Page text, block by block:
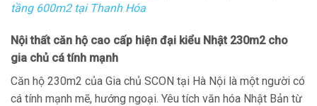
tầng 600m2 tại Thanh Hóa
Nội thất căn hộ cao cấp hiện đại kiểu Nhật 230m2 cho
gia chủ cá tính mạnh
Căn hộ 230m2 của Gia chủ SCON tại Hà Nội là một người có
cá tính mạnh mẽ, hướng ngoại. Yêu tích văn hóa Nhật Bản từ